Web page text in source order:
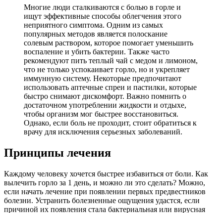
Многие люди сталкиваются с болью в горле и
ищут эффективные способы облегчения этого
неприятного симптома. Одним из самых
популярных методов является полоскание
солевым раствором, которое помогает уменьшить
воспаление и убить бактерии. Также часто
рекомендуют пить теплый чай с медом и лимоном,
что не только успокаивает горло, но и укрепляет
иммунную систему. Некоторые предпочитают
использовать аптечные спреи и пастилки, которые
быстро снимают дискомфорт. Важно помнить о
достаточном употреблении жидкости и отдыхе,
чтобы организм мог быстрее восстановиться.
Однако, если боль не проходит, стоит обратиться к
врачу для исключения серьезных заболеваний.
Принципы лечения
Каждому человеку хочется быстрее избавиться от боли. Как
вылечить горло за 1 день, и можно ли это сделать? Можно,
если начать лечение при появлении первых предвестников
болезни. Устранить болезненные ощущения удастся, если
причиной их появления стала бактериальная или вирусная